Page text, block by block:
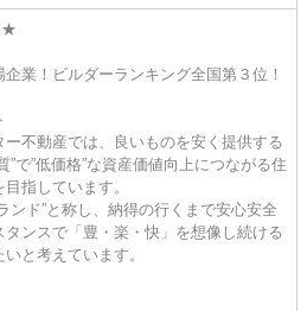
★
業！ビルダーランキング全国第３位！
ー不動産では、良いものを安く提供する
”で”低価格”な資産価値向上につながる住
指しています。
ンド”と称し、納得の行くまで安心安全
タンスで「豊・楽・快」を想像し続ける
と考えています。